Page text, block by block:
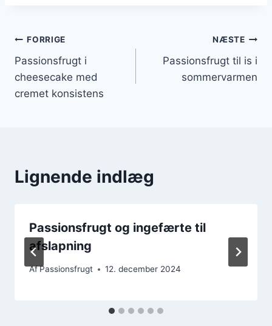
Indlægsnavigation
FORRIGE
Passionsfrugt i
cheesecake med
cremet konsistens
NÆSTE
Passionsfrugt til is i
sommervarmen
Lignende indlæg
Passionsfrugt og ingefærte til
afslapning
AfPassionsfrugt 12. december 2024